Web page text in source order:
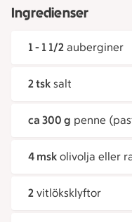
Ingredienser
1 - 1 1/2 auberginer
2 tsk salt
ca 300 g penne
4 msk olivolja eller
2 vitlöksklyftor